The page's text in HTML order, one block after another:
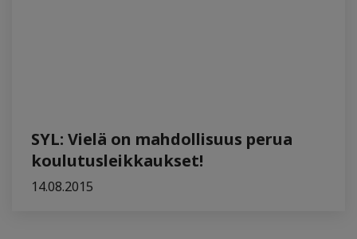
SYL: Vielä on mahdollisuus perua
koulutusleikkaukset!
14.08.2015